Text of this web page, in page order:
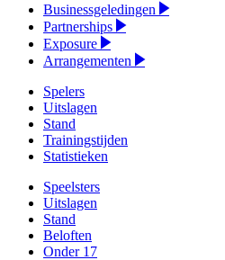
Businessgeledingen
Partnerships
Exposure
Arrangementen
Spelers
Uitslagen
Stand
Trainingstijden
Statistieken
Speelsters
Uitslagen
Stand
Beloften
Onder 17